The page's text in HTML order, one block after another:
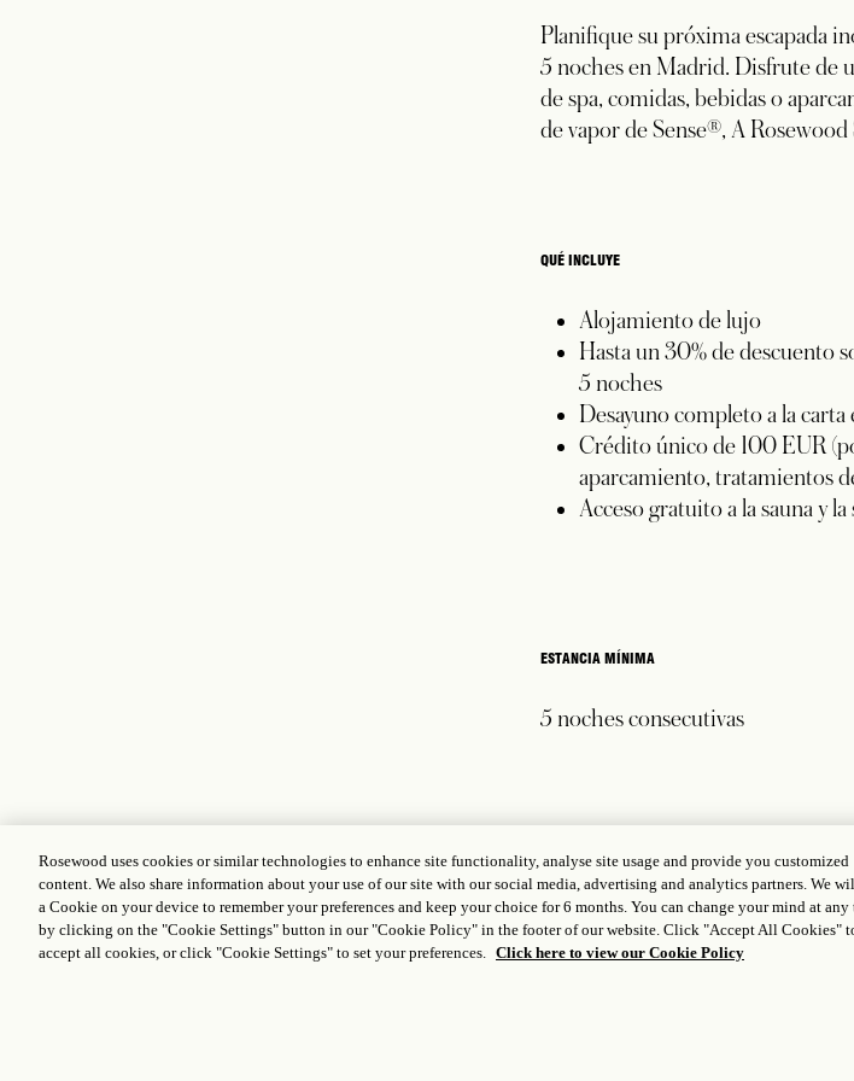
Planifique su próxima escapada
5 noches en Madrid. Disfrute de
de spa, comidas, bebidas o
de vapor de Sense®, A Rosewood
QUÉ INCLUYE
Alojamiento de lujo
Hasta un 30% de descuento
5 noches
Desayuno completo a la
Crédito único de 100 EUR
aparcamiento, tratamientos
Acceso gratuito a la sauna y
ESTANCIA MÍNIMA
5 noches consecutivas
Rosewood uses cookies or similar technologies to enhance site functionality, analyse site usage and provide you customized
content. We also share information about your use of our site with our social media, advertising and analytics partners. We
a Cookie on your device to remember your preferences and keep your choice for 6 months. You can change your mind at any
by clicking on the "Cookie Settings" button in our "Cookie Policy" in the footer of our website. Click "Accept All Cookies"
accept all cookies, or click "Cookie Settings" to set your preferences. Click here to view our Cookie Policy